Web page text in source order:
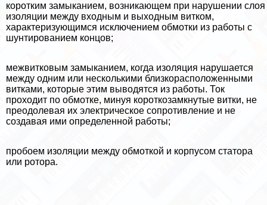
коротким замыканием, возникающем при нарушении слоя
изоляции между входным и выходным витком,
хаpaктеризующимся исключением обмотки из работы с
шунтированием концов;
межвитковым замыканием, когда изоляция нарушается
между одним или несколькими близкорасположенными
витками, которые этим выводятся из работы. Ток
проходит по обмотке, минуя короткозамкнутые витки, не
преодолевая их электрическое сопротивление и не
создавая ими определенной работы;
пробоем изоляции между обмоткой и корпусом статора
или ротора.